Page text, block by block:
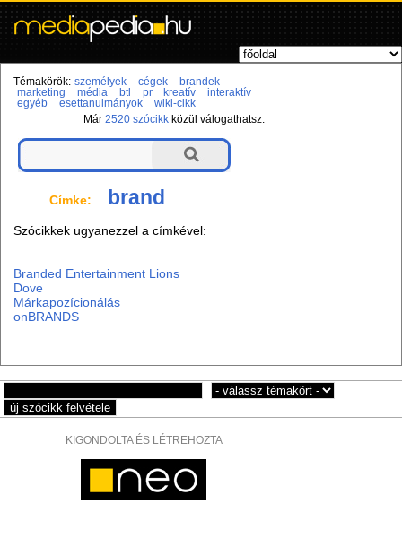
Témakörök: személyek cégek
brandek
marketing
média btl pr kreatív
interaktív
egyéb
esettanulmányok
wiki-cikk
Már2520 szócikk közül válogathatsz.
Címke: brand
Szócikkek ugyanezzel a címkével:
Branded Entertainment Lions
Dove
Márkapozícionálás
onBRANDS
KIGONDOLTA ÉS LÉTREHOZTA